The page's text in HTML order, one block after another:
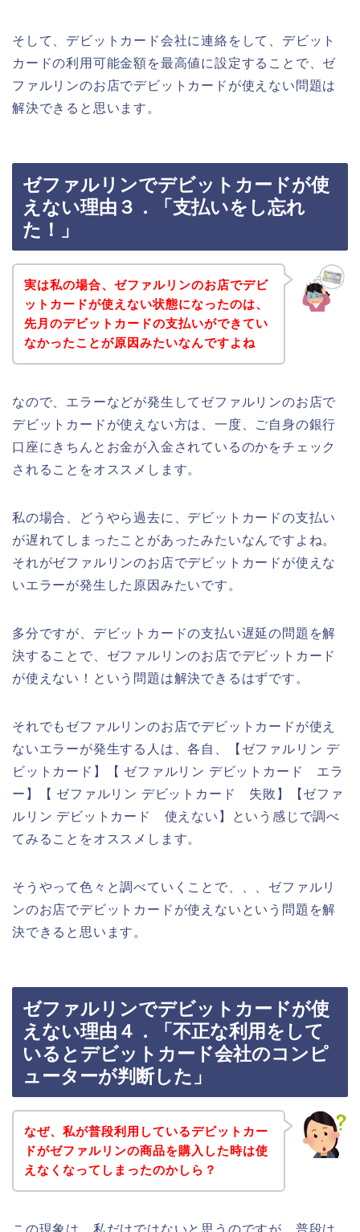
そして、デビットカード会社に連絡をして、デビット
カードの利用可能金額を最高値に設定することで、ゼ
ファルリンのお店でデビットカードが使えない問題は
解決できると思います。
ゼファルリンでデビットカードが使
えない理由３．「支払いをし忘れ
た！」
実は私の場合、ゼファルリンのお店でデビ
ットカードが使えない状態になったのは、
先月のデビットカードの支払いができてい
なかったことが原因みたいなんですよね
なので、エラーなどが発生してゼファルリンのお店で
デビットカードが使えない方は、一度、ご自身の銀行
口座にきちんとお金が入金されているのかをチェック
されることをオススメします。
私の場合、どうやら過去に、デビットカードの支払い
が遅れてしまったことがあったみたいなんですよね。
それがゼファルリンのお店でデビットカードが使えな
いエラーが発生した原因みたいです。
多分ですが、デビットカードの支払い遅延の問題を解
決することで、ゼファルリンのお店でデビットカード
が使えない！という問題は解決できるはずです。
それでもゼファルリンのお店でデビットカードが使え
ないエラーが発生する人は、各自、【ゼファルリン デ
ビットカード】【 ゼファルリン デビットカード エラ
ー】【 ゼファルリン デビットカード 失敗】【ゼファ
ルリン デビットカード 使えない】という感じで調べ
てみることをオススメします。
そうやって色々と調べていくことで、、、ゼファルリ
ンのお店でデビットカードが使えないという問題を解
決できると思います。
ゼファルリンでデビットカードが使
えない理由４．「不正な利用をして
いるとデビットカード会社のコンピ
ューターが判断した」
なぜ、私が普段利用しているデビットカー
ドがゼファルリンの商品を購入した時は使
えなくなってしまったのかしら？
この現象は、私だけではないと思うのですが、普段は